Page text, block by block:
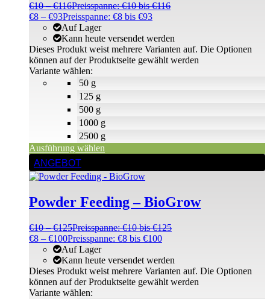
€10 –€116Preisspanne: €10 bis €116
€8 – €93Preisspanne: €8 bis €93
50 g
125 g
500 g
1000 g
2500 g
Auf Lager
Kann heute versendet werden
Variante wählen:
Ausführung wählen
Dieses Produkt weist mehrere Varianten auf. Die Optionen
können auf der Produktseite gewählt werden
ANGEBOT
Powder Feeding – BioGrow
€10 –€125Preisspanne: €10 bis €125
€8 – €100Preisspanne: €8 bis €100
Auf Lager
Kann heute versendet werden
Variante wählen:
Dieses Produkt weist mehrere Varianten auf. Die Optionen
können auf der Produktseite gewählt werden